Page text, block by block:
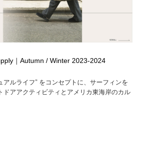
｜Autumn / Winter 2023-2024
アルライフ” をコンセプトに、サーフィンを
ドアアクティビティとアメリカ東海岸のカル